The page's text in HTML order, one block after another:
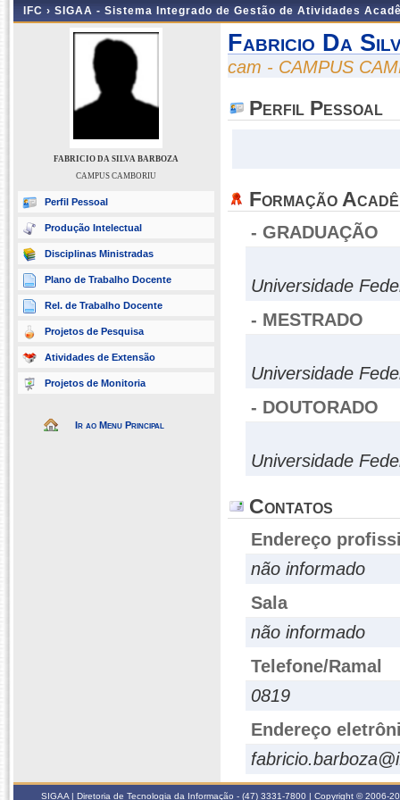
IFC › SIGAA - Sistema Integrado de Gestão de Atividades
FABRICIO DA SILVA BARBOZA
CAMPUS CAMBORIU
Perfil Pessoal
Produção Intelectual
Disciplinas Ministradas
Plano de Trabalho Docente
Rel. de Trabalho Docente
Projetos de Pesquisa
Atividades de Extensão
Projetos de Monitoria
Ir ao Menu Principal
Fabricio Da
cam - CAMPUS
Perfil Pessoal
Formação
- GRADUAÇÃO
Universidade
- MESTRADO
Universidade
- DOUTORADO
Universidade
Contatos
Endereço
não informado
Sala
não informado
Telefone/Ramal
0819
Endereço
SIGAA | Diretoria de Tecnologia da Informação - (47) 3331-7800 | Copyright © 2006-